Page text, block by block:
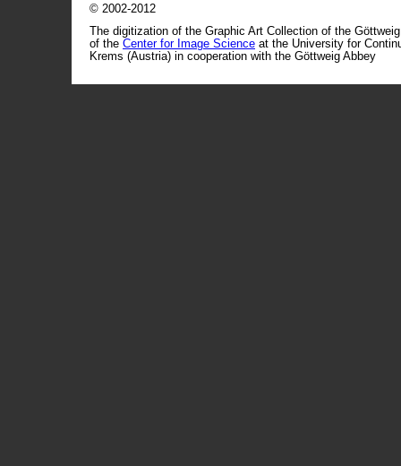
© 2002-2012
The digitization of the Graphic Art Collection of the
of the Center for Image Science at the University for
Krems (Austria) in cooperation with the Göttweig Abbey